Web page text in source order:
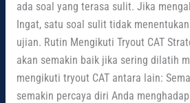
ada soal yang terasa sulit. Jika
Ingat, satu soal sulit tidak
ujian. Rutin Mengikuti Tryout CAT
akan semakin baik jika sering dilatih
mengikuti tryout CAT antara lain:
semakin percaya diri Anda